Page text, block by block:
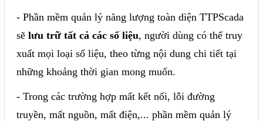
- Phần mềm quản lý năng lượng toàn diện TTPScada
sẽ lưu trữ tất cả các số liệu, người dùng có thể truy
xuất mọi loại số liệu, theo từng nội dung chi tiết tại
những khoảng thời gian mong muốn.
- Trong các trường hợp mất kết nối, lỗi đường
truyền, mất nguồn, mất điện,... phần mềm quản lý